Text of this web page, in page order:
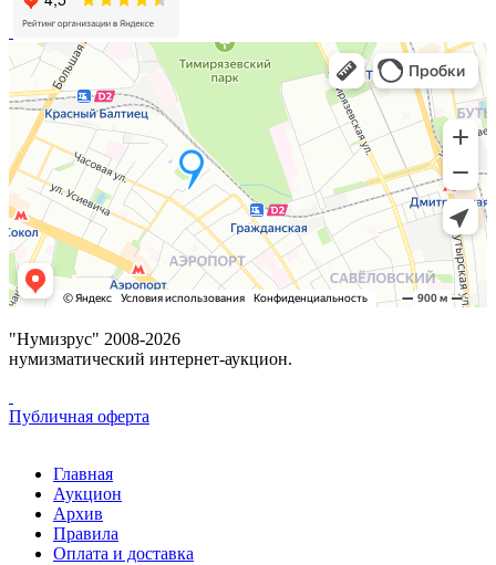
"Нумизрус" 2008-2026
нумизматический интернет-аукцион.
Публичная оферта
Главная
Аукцион
Архив
Правила
Оплата и доставка